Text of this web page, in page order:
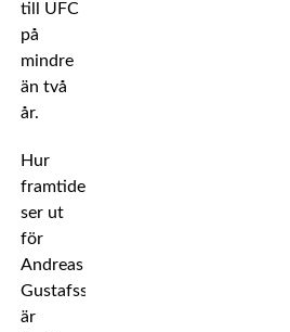
till UFC
på
mindre
än två
år.
Hur
framtiden
ser ut
för
Andreas
Gustafsson
är